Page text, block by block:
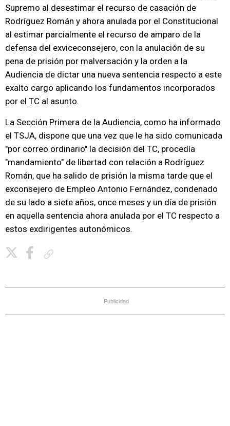
Supremo al desestimar el recurso de casación de
Rodríguez Román y ahora anulada por el Constitucional
al estimar parcialmente el recurso de amparo de la
defensa del exviceconsejero, con la anulación de su
pena de prisión por malversación y la orden a la
Audiencia de dictar una nueva sentencia respecto a este
exalto cargo aplicando los fundamentos incorporados
por el TC al asunto.
La Sección Primera de la Audiencia, como ha informado
el TSJA, dispone que una vez que le ha sido comunicada
"por correo ordinario" la decisión del TC, procedía
"mandamiento" de libertad con relación a Rodríguez
Román, que ha salido de prisión la misma tarde que el
exconsejero de Empleo Antonio Fernández, condenado
de su lado a siete años, once meses y un día de prisión
en aquella sentencia ahora anulada por el TC respecto a
estos exdirigentes autonómicos.
Publicidad